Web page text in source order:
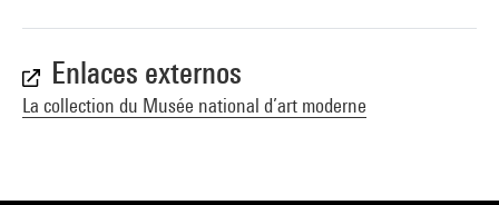
Enlaces externos
La collection du Musée national d’art moderne